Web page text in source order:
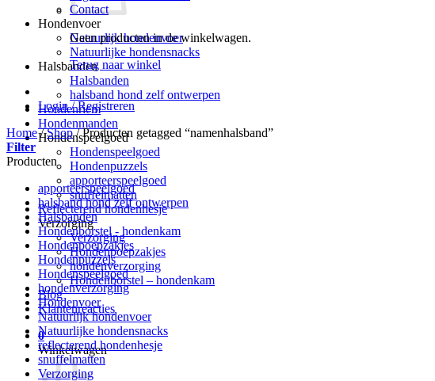
Contact
Hondenvoer
Natuurlijk hondenvoer
Natuurlijke hondensnacks
Halsbanden
Halsbanden
halsband hond zelf ontwerpen
Hondenriem
Hondenmanden
Hondenspeelgoed
Hondenspeelgoed
Hondenpuzzels
apporteerspeelgoed
snuffelmatten
Reflecterend hondenhesje
Verzorging
Verzorging
Hondenpoepzakjes
hondenverzorging
Hondenborstel – hondenkam
Blog
Klantenreacties
0
Winkelwagen
Geen producten in de winkelwagen.
Terug naar winkel
Login / Registreren
Home / Shop /Producten getagged “namenhalsband”
Filter
Producten
apporteerspeelgoed
halsband hond zelf ontwerpen
Halsbanden
Hondenborstel - hondenkam
Hondenpoepzakjes
Hondenpuzzels
Hondenspeelgoed
hondenverzorging
Hondenvoer
Natuurlijk hondenvoer
Natuurlijke hondensnacks
reflecterend hondenhesje
snuffelmatten
Verzorging